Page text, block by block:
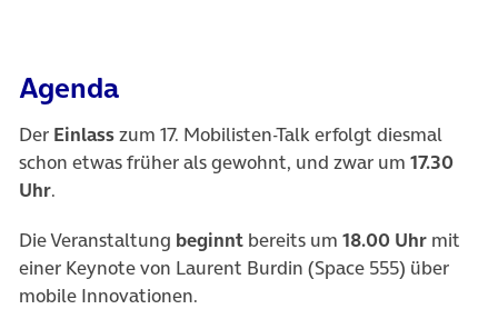
Agenda
Der Einlasszum 17. Mobilisten-Talk erfolgt diesmal
schon etwas früher als gewohnt, und zwar um 17.30
Uhr.
Die Veranstaltung beginnt bereits um 18.00 Uhr mit
einer Keynote von Laurent Burdin (Space 555) über
mobile Innovationen.